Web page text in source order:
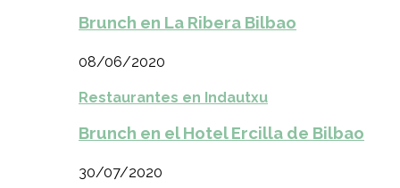
Brunch en La Ribera Bilbao
08/06/2020
Restaurantes en Indautxu
Brunch en el Hotel Ercilla de Bilbao
30/07/2020